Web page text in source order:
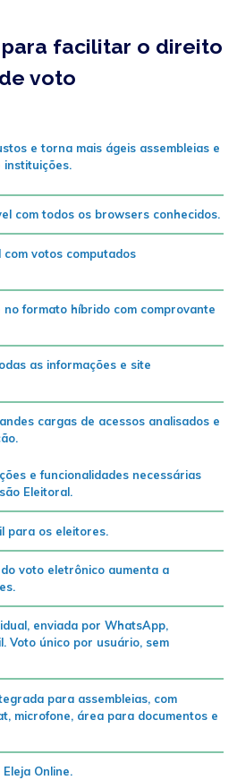
facilitar o direito
de voto
e torna mais ágeis assembleias e
instituições.
com todos os browsers conhecidos.
votos computados
no formato híbrido com comprovante
as informações e site
cargas de acessos analisados e
e funcionalidades necessárias
Eleitoral.
para os eleitores.
voto eletrônico aumenta a
enviada por WhatsApp,
Voto único por usuário, sem
para assembleias, com
microfone, área para documentos e
Online.